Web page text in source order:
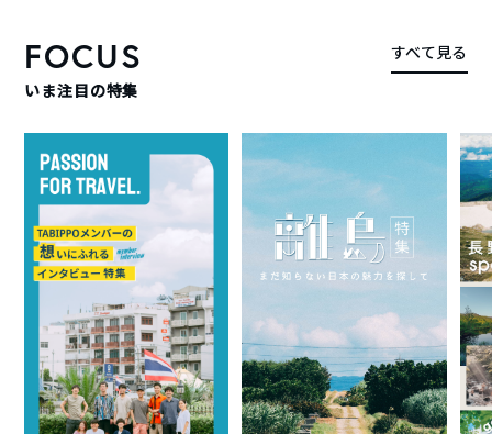
FOCUS
いま注目の特集
すべて見る